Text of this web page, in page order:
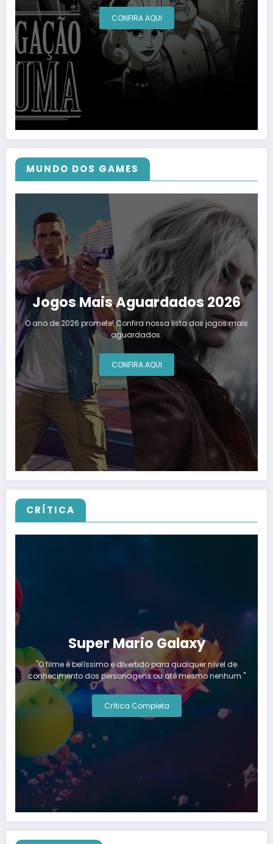
CONFIRA AQUI
MUNDO DOS GAMES
Jogos Mais Aguardados 2026
O ano de 2026 promete! Confira nossa lista dos jogos mais
aguardados.
CONFIRA AQUI
CRÍTICA
Super Mario Galaxy
"O filme é belíssimo e divertido para qualquer nível de
conhecimento dos personagens ou até mesmo nenhum."
Crítica Completa